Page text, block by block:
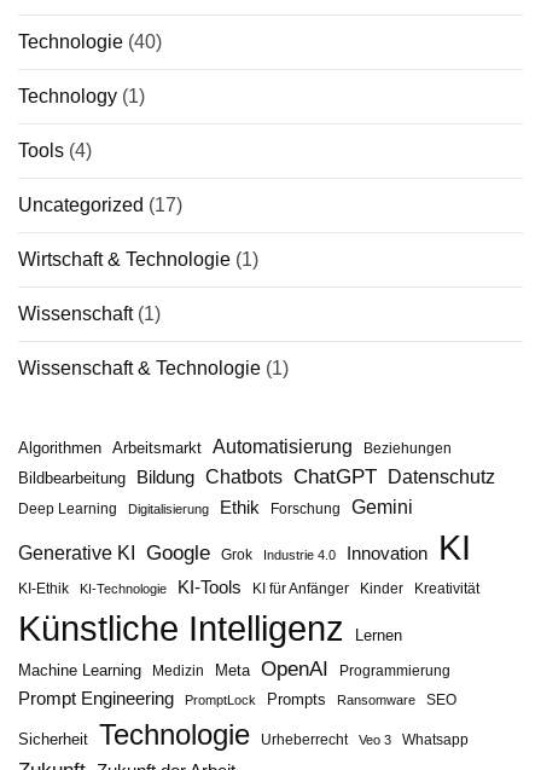
Technologie (40)
Technology (1)
Tools (4)
Uncategorized (17)
Wirtschaft & Technologie (1)
Wissenschaft(1)
Wissenschaft & Technologie (1)
Algorithmen Arbeitsmarkt Automatisierung Beziehungen
Bildbearbeitung Bildung Chatbots ChatGPT Datenschutz
Deep Learning Digitalisierung Ethik Forschung Gemini
Generative KI Google Grok Industrie 4.0 Innovation KI
KI-Ethik KI-Technologie KI-Tools KI für Anfänger Kinder Kreativität
Künstliche Intelligenz
Lernen
Machine Learning
Medizin Meta OpenAI Programmierung
Prompt Engineering PromptLock Prompts Ransomware SEO
Sicherheit Technologie Urheberrecht Veo 3 Whatsapp